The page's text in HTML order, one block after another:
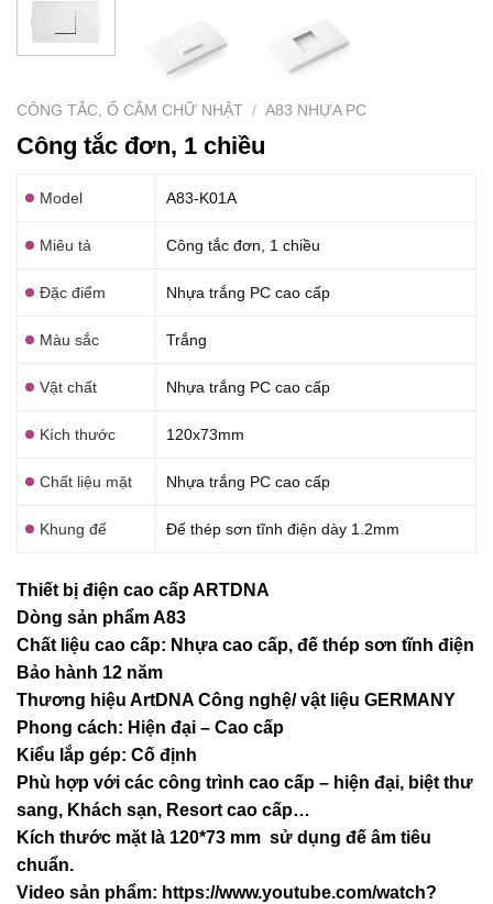
CÔNG TẮC, Ổ CẮM CHỮ NHẬT / A83 NHỰA PC
Công tắc đơn, 1 chiều
Model A83-K01A
Miêu tả Công tắc đơn, 1 chiều
Đặc điểm Nhựa trắng PC cao cấp
Màu sắc Trắng
Vật chất Nhựa trắng PC cao cấp
Kích thước 120x73mm
Chất liệu mặt Nhựa trắng PC cao cấp
Khung đế Đế thép sơn tĩnh điện dày 1.2mm
Thiết bị điện cao cấp ARTDNA
Dòng sản phẩm A83
Chất liệu cao cấp: Nhựa cao cấp, đế thép sơn tĩnh điện
Bảo hành 12 năm
Thương hiệu ArtDNA Công nghệ/ vật liệu GERMANY
Phong cách: Hiện đại – Cao cấp
Kiểu lắp gép: Cố định
Phù hợp với các công trình cao cấp – hiện đại, biệt thư
sang, Khách sạn, Resort cao cấp…
Kích thước mặt là 120*73 mm sử dụng đế âm tiêu
chuẩn.
Video sản phẩm: https://www.youtube.com/watch?